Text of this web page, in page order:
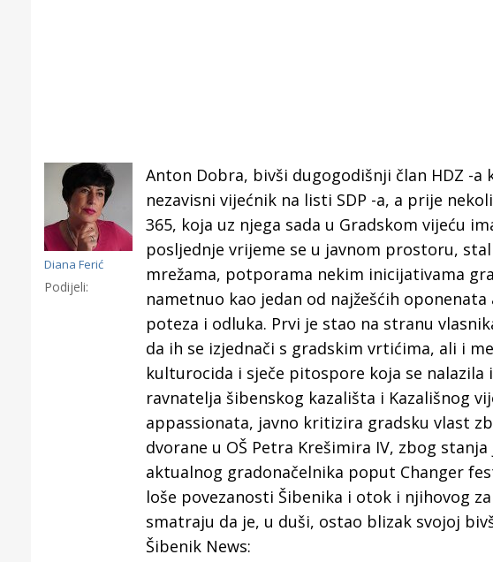
Diana Ferić
Podijeli:
Anton Dobra, bivši dugogodišnji član HDZ -a
nezavisni vijećnik na listi SDP -a, a prije
365, koja uz njega sada u Gradskom vijeću
posljednje vrijeme se u javnom prostoru,
mrežama, potporama nekim inicijativama
nametnuo kao jedan od najžešćih
poteza i odluka. Prvi je stao na stranu
da ih se izjednači s gradskim vrtićima, ali i
kulturocida i sječe pitospore koja se
ravnatelja šibenskog kazališta i Kazališnog
appassionata, javno kritizira gradsku vlast
dvorane u OŠ Petra Krešimira IV, zbog
aktualnog gradonačelnika poput Changer
loše povezanosti Šibenika i otok i njihovog
smatraju da je, u duši, ostao blizak svojoj
Šibenik News:
Gornji tok Krke iz
Otkrijte hostel Titius u
edukativnom kampusu NP Krka u
Puljanima